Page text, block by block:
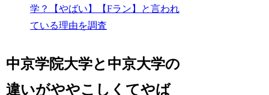
学？【やばい】【Fラン】と言われ
ている理由を調査
中京学院大学と中京大学の
違いがややこしくてやば